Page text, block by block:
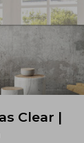
Clear |